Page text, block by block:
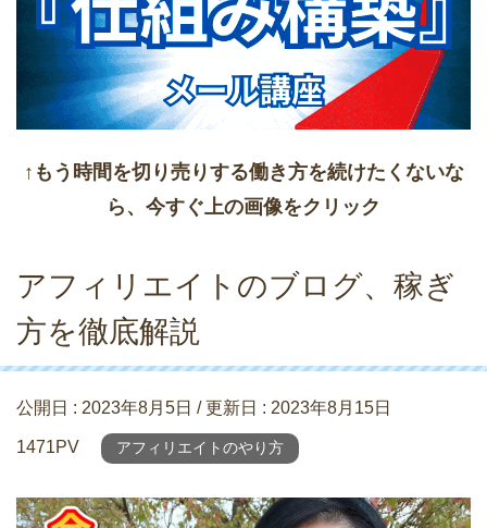
↑もう時間を切り売りする働き方を続けたくないな
ら、今すぐ上の画像をクリック
アフィリエイトのブログ、稼ぎ
方を徹底解説
公開日 : 2023年8月5日 / 更新日 : 2023年8月15日
1471PV アフィリエイトのやり方